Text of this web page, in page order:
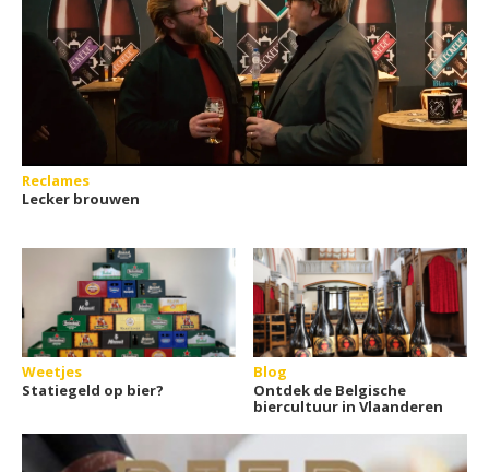
Reclames
Lecker brouwen
Weetjes
Statiegeld op bier?
Blog
Ontdek de Belgische
biercultuur in Vlaanderen